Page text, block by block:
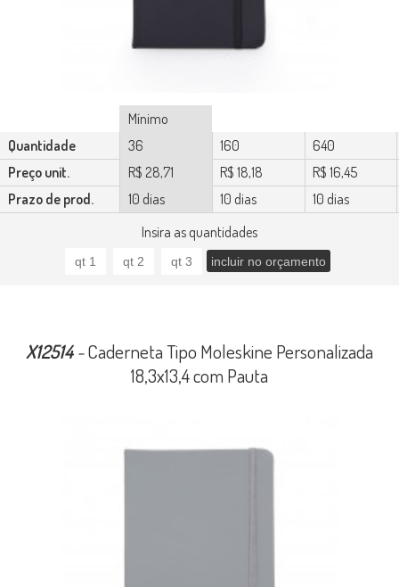
Insira as quantidades
Mínimo
Quantidade
36 160
640
Preço unit.
R$ 28,71 R$ 18,18
R$ 16,45
Prazo de prod.
10 dias 10 dias 10 dias
X12514-Caderneta Tipo Moleskine Personalizada
18,3x13,4 com Pauta